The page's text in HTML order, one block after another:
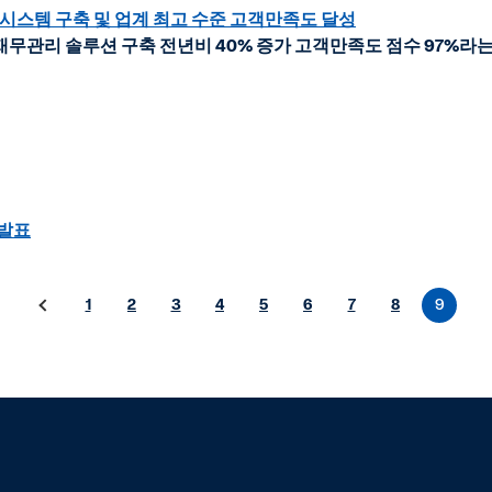
스템 구축 및 업계 최고 수준 고객만족도 달성
관리 솔루션 구축 전년비 40% 증가 고객만족도 점수 97%라
표
1 2 3 4 5 6 7 8 9